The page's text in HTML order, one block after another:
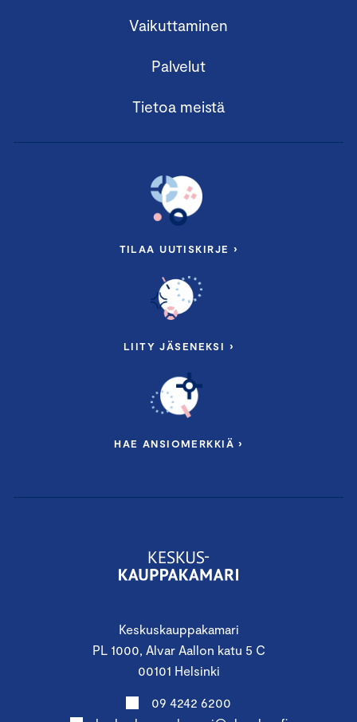
Keskuskauppakamari
PL 1000, Alvar Aallon katu 5 C
00101 Helsinki
09 4242 6200
Vaikuttaminen
Palvelut
Tietoa meistä
TILAA UUTISKIRJE ›
LIITY JÄSENEKSI ›
HAE ANSIOMERKKIÄ ›